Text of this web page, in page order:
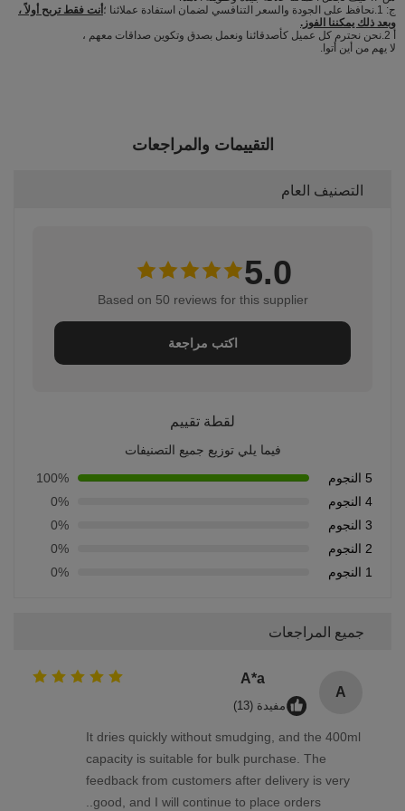
ج: 1.نحافظ على الجودة والسعر التنافسي لضمان استفادة عملائنا ؛
أنت فقط تربح أولاً ،
وبعد ذلك يمكننا الفوز.
أ 2.نحن نحترم كل عميل كأصدقائنا ونعمل بصدق وتكوين صداقات معهم ،
لا يهم من أين أتوا.
التقييمات والمراجعات
التصنيف العام
5.0
Based on 50 reviews for this supplier
اكتب مراجعة
لقطة تقييم
فيما يلي توزيع جميع التصنيفات
5 النجوم
100%
4 النجوم
0%
3 النجوم
0%
2 النجوم
0%
1 النجوم
0%
جميع المراجعات
A
A*a
مفيدة (13)
It dries quickly without smudging, and the 400ml
capacity is suitable for bulk purchase. The
feedback from customers after delivery is very
good, and I will continue to place orders..